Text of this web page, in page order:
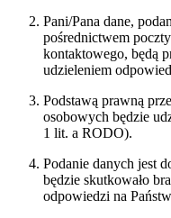
Pani/Pana dane,
pośrednictwem
kontaktowego, będą
udzieleniem
Podstawą prawną
osobowych będzie
1 lit. a RODO).
Podanie danych jest
będzie skutkowało
odpowiedzi na